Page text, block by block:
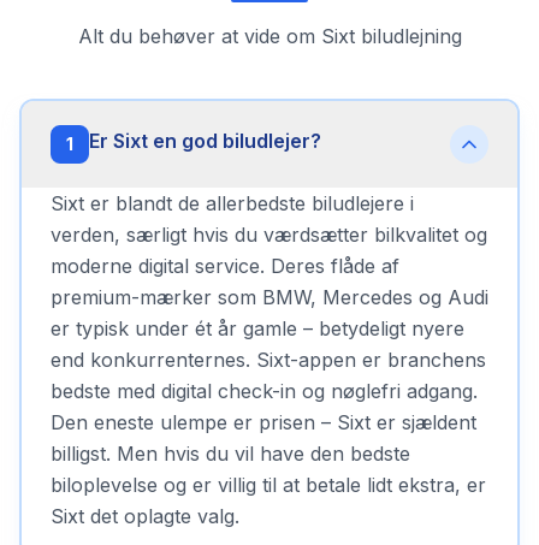
Alt du behøver at vide om Sixtbiludlejning
1 Er Sixt en god biludlejer?
Sixt er blandt de allerbedste biludlejere i
verden, særligt hvis du værdsætter bilkvalitet og
moderne digital service. Deres flåde af
premium-mærker som BMW, Mercedes og Audi
er typisk under ét år gamle – betydeligt nyere
end konkurrenternes. Sixt-appen er branchens
bedste med digital check-in og nøglefri adgang.
Den eneste ulempe er prisen – Sixt er sjældent
billigst. Men hvis du vil have den bedste
biloplevelse og er villig til at betale lidt ekstra, er
Sixt det oplagte valg.